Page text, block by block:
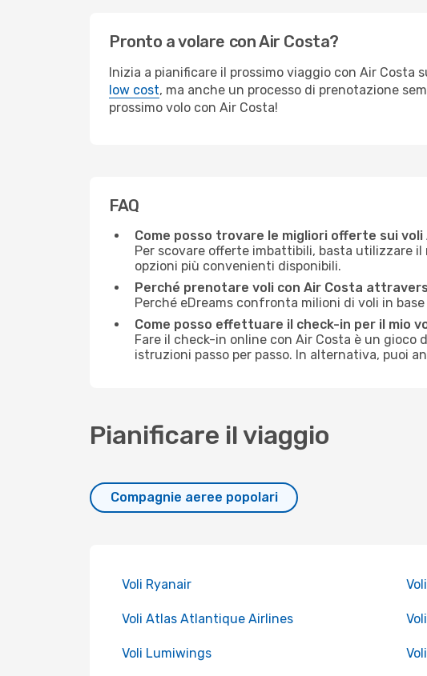
Pronto a volare con Air Costa?
Inizia a pianificare il prossimo viaggio con Air
low cost, ma anche un processo di prenotazione
prossimo volo con Air Costa!
FAQ
Come posso trovare le migliori offerte sui voli
Per scovare offerte imbattibili, basta utilizzare
opzioni più convenienti disponibili.
Perché prenotare voli con Air Costa
Perché eDreams confronta milioni di voli in
Come posso effettuare il check-in per il mio
Fare il check-in online con Air Costa è un gioco
istruzioni passo per passo. In alternativa, puoi
Pianificare il viaggio
Compagnie aeree popolari
Voli Ryanair
Voli Atlas Atlantique Airlines
Voli Lumiwings